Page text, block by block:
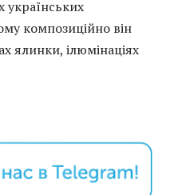
українських
композиційно він
ялинки, ілюмінаціях